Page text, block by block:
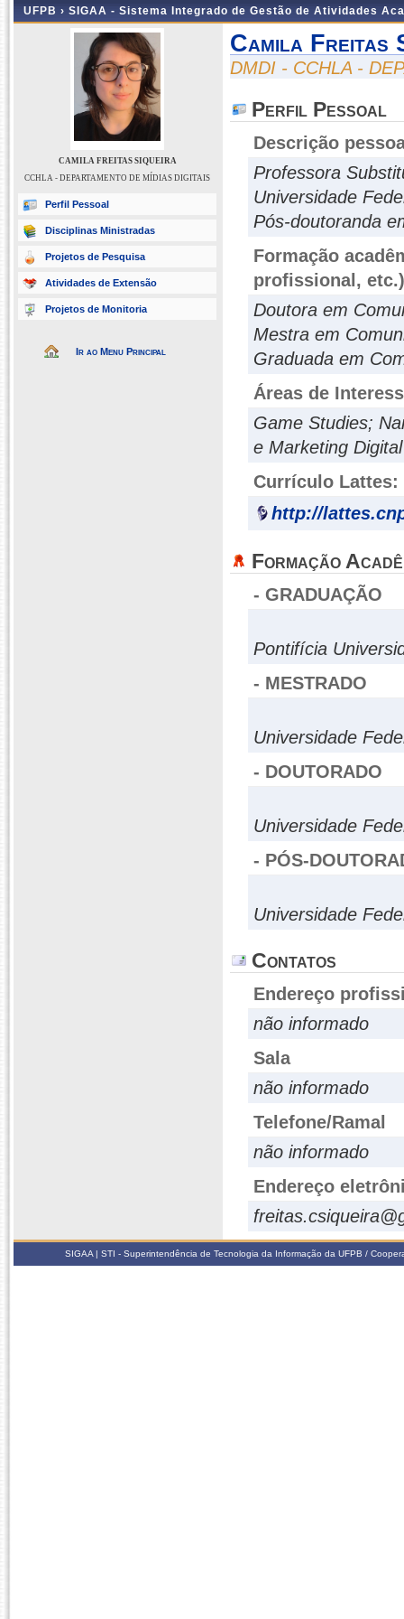
UFPB › SIGAA - Sistema Integrado de Gestão de Atividades
CAMILA FREITAS SIQUEIRA
CCHLA - DEPARTAMENTO DE MÍDIAS DIGITAIS
Perfil Pessoal
Disciplinas Ministradas
Projetos de Pesquisa
Atividades de Extensão
Projetos de Monitoria
Ir ao Menu Principal
Camila Freitas
DMDI - CCHLA -
Perfil Pessoal
Descrição
Professora
Universidade
Pós-doutoranda
Formação
profissional, etc.)
Doutora em
Mestra em
Graduada em
Áreas de
Game Studies;
e Marketing Digital
Currículo Lattes:
http://
Formação
- GRADUAÇÃO
Pontifícia
- MESTRADO
Universidade
- DOUTORADO
Universidade
- PÓS-
Universidade
Contatos
Endereço
não informado
Sala
não informado
Telefone/Ramal
não informado
Endereço
SIGAA | STI - Superintendência de Tecnologia da Informação da UFPB /